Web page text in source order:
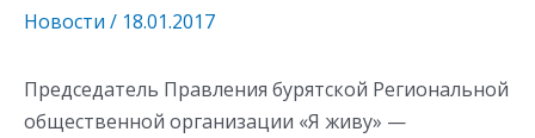
Новости / 18.01.2017
Председатель Правления бурятской Региональной
общественной организации «Я живу» —